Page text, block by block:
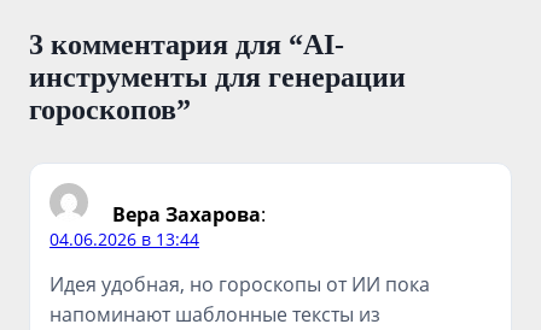
3 комментария для “AI-
инструменты для генерации
гороскопов”
Вера Захарова:
04.06.2026 в 13:44
Идея удобная, но гороскопы от ИИ пока
напоминают шаблонные тексты из